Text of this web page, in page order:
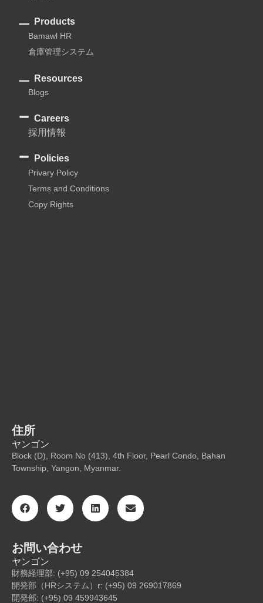
Products
Bamawl HR
倉庫管理システム
Resources
Blogs
Careers
採用情報
Policies
Privary Policy
Terms and Conditions
Copy Rights
住所
ヤンゴン
Block (D), Room No (413), 4th Floor, Pearl Condo, Bahan
Township, Yangon, Myanmar.
お問い合わせ
ヤンゴン
財務経理部: (+95) 09 254045384
開発部（HRシステム）r: (+95) 09 269017869
開発部: (+95) 09 459943645